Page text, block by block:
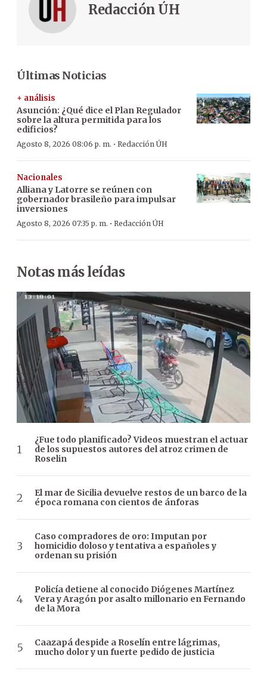
Redacción ÚH
Últimas Noticias
+ análisis
Asunción: ¿Qué dice el Plan Regulador
sobre la altura permitida para los
edificios?
Agosto 8, 2026 08:06 p. m. · Redacción ÚH
Nacionales
Alliana y Latorre se reúnen con
gobernador brasileño para impulsar
inversiones
Agosto 8, 2026 07:35 p. m. · Redacción ÚH
Notas más leídas
¿Fue todo planificado? Videos muestran el actuar
de los supuestos autores del atroz crimen de
Roselin
El mar de Sicilia devuelve restos de un barco de la
época romana con cientos de ánforas
Caso compradores de oro: Imputan por
homicidio doloso y tentativa a españoles y
ordenan su prisión
Policía detiene al conocido Diógenes Martínez
Vera y Aragón por asalto millonario en Fernando
de la Mora
Caazapá despide a Roselín entre lágrimas,
mucho dolor y un fuerte pedido de justicia